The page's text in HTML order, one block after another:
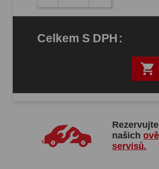

Celkem S DPH:
našich
servisů.